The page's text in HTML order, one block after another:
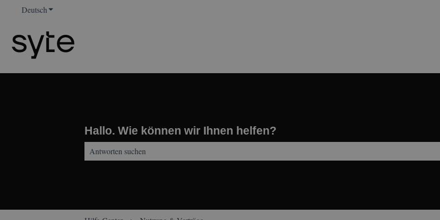
DeutschUntermenü für Übersetzungen anzeigen
Hallo. Wie können wir Ihnen helfen?